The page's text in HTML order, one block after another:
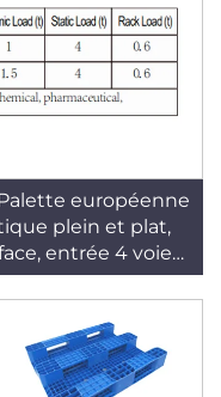
européenne
plein et plat,
entrée 4 voies,